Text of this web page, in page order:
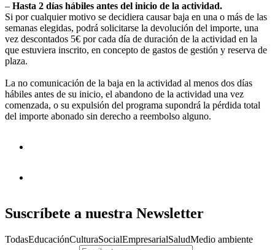
– Hasta 2 días hábiles antes del inicio de la actividad.
Si por cualquier motivo se decidiera causar baja en una o más de las
semanas elegidas, podrá solicitarse la devolución del importe, una
vez descontados 5€ por cada día de duración de la actividad en la
que estuviera inscrito, en concepto de gastos de gestión y reserva de
plaza.
La no comunicación de la baja en la actividad al menos dos días
hábiles antes de su inicio, el abandono de la actividad una vez
comenzada, o su expulsión del programa supondrá la pérdida total
del importe abonado sin derecho a reembolso alguno.
Suscríbete a nuestra Newsletter
TodasEducaciónCulturaSocialEmpresarialSaludMedio ambiente